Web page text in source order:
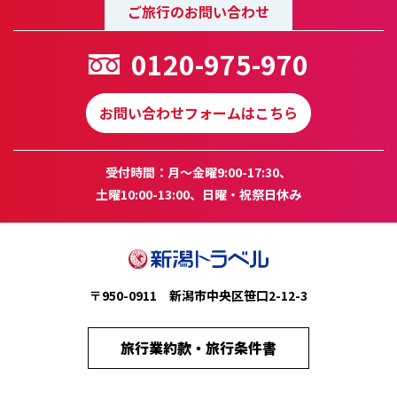
ご旅行のお問い合わせ
0120-975-970
お問い合わせフォームはこちら
受付時間：月～金曜9:00-17:30、
土曜10:00-13:00、日曜・祝祭日休み
〒950-0911 新潟市中央区笹口2-12-3
旅行業約款・旅行条件書